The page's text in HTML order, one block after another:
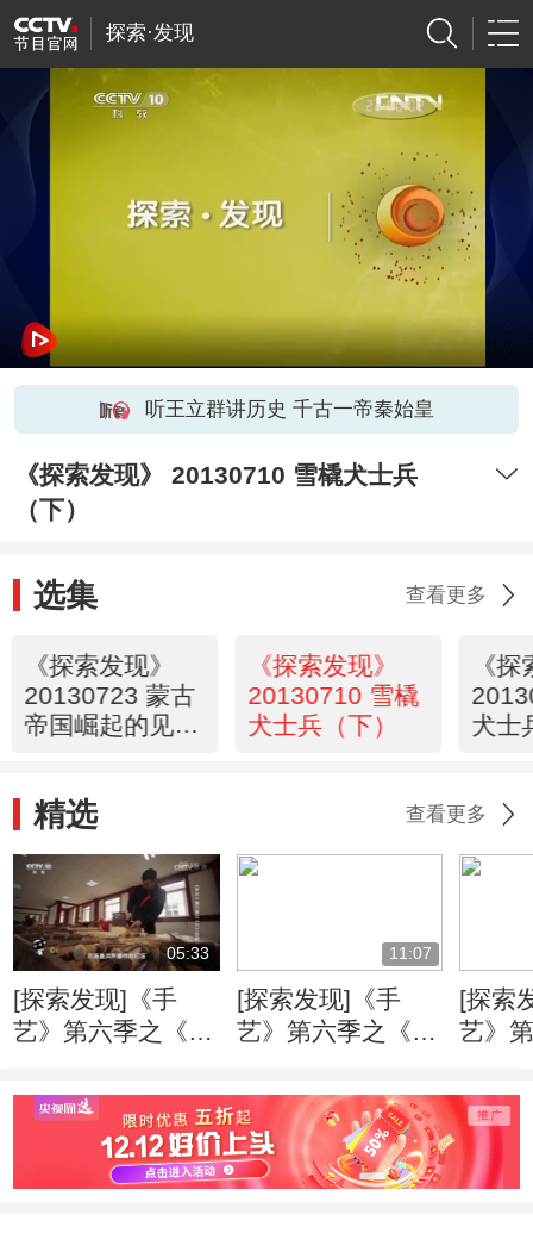
探索·发现
听王立群讲历史 千古一帝秦始皇
《探索发现》 20130710 雪橇犬士兵
（下）
选集 查看更多
《探索发现》
20130723 蒙古
帝国崛起的见证
《探索发现》
20130710 雪橇
犬士兵（下）
《
犬士
精选 查看更多
05:33
[探索发现]《手
艺》第六季之《万
木雕的制作环节
11:07
[探索发现]《手
艺》第六季之《姑
塑模的过程
[探索
艺》
如何
后的